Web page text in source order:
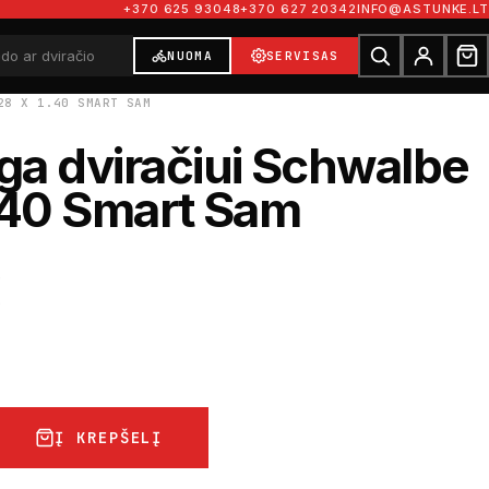
+370 625 93048+370 627 20342INFO@ASTUNKE.LT
NUOMA SERVISAS
X 1.40 SMART SAM
dviračiui Schwalbe
Smart Sam
Į KREPŠELĮ